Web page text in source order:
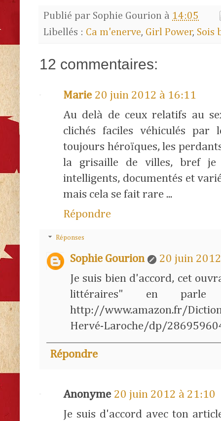
Publié par Sophie Gourion à 14:05
Libellés : Ca m'enerve, Girl Power, Sois
12 commentaires:
Marie 20 juin 2012 à 16:11
Au delà de ceux relatifs au
clichés faciles véhiculés par
toujours héroïques, les
la grisaille de villes, bref
intelligents, documentés et
mais cela se fait rare ...
Répondre
Réponses
Sophie Gourion
20 juin
Je suis bien d'accord, cet
littéraires" en parle
http://www.amazon.fr/
Hervé-Laroche/dp/
Répondre
Anonyme 20 juin 2012 à 21:10
Je suis d'accord avec ton